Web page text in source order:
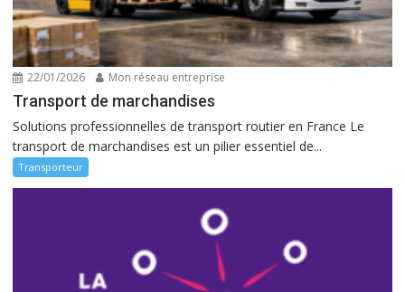
22/01/2026 Mon réseau entreprise
Transport de marchandises
Solutions professionnelles de transport routier en France Le
transport de marchandises est un pilier essentiel de...
Transporteur